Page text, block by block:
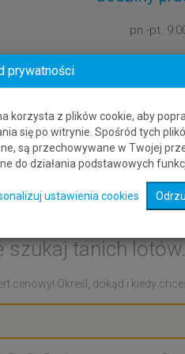
pn.-pt.
szukaj tanich
cenowy! Określ, dokąd i kiedy
prywatności
korzysta z plików cookie, aby
się po witrynie. Spośród tych
są przechowywane w Twojej
do działania podstawowych
ustawienia cookies